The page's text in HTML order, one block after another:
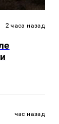
2 часа назад
час назад